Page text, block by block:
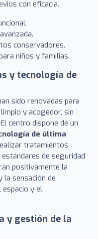
con eficacia.
conservadores.
niños y familias.
y tecnología de
sido renovadas para
y acogedor, sin
centro dispone de un
de última
tratamientos
de seguridad
positivamente la
la sensación de
y el
y gestión de la